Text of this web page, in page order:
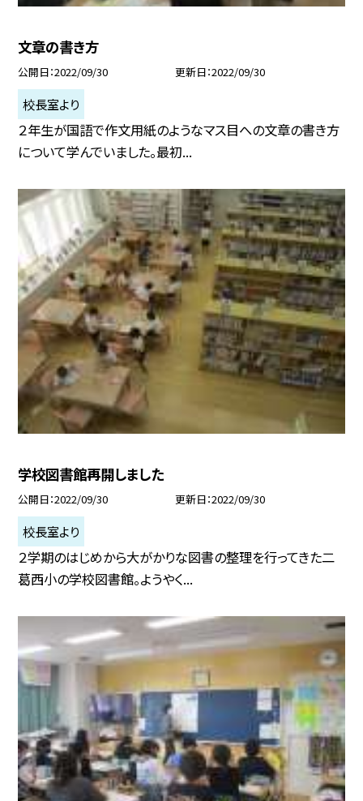
文章の書き方
公開日 2022/09/30 更新日 2022/09/30
校長室より
２年生が国語で作文用紙のようなマス目への文章の書き方
について学んでいました。最初...
学校図書館再開しました
公開日 2022/09/30 更新日 2022/09/30
校長室より
２学期のはじめから大がかりな図書の整理を行ってきた二
葛西小の学校図書館。ようやく...